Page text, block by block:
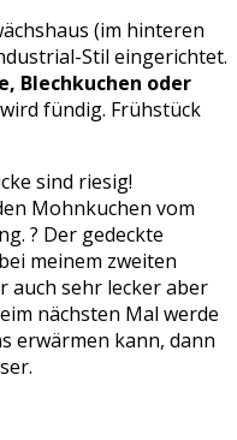
(im hinteren
Stil eingerichtet.
Blechkuchen oder
fündig. Frühstück
sind riesig!
Mohnkuchen vom
? Der gedeckte
meinem zweiten
auch sehr lecker aber
nächsten Mal werde
erwärmen kann, dann